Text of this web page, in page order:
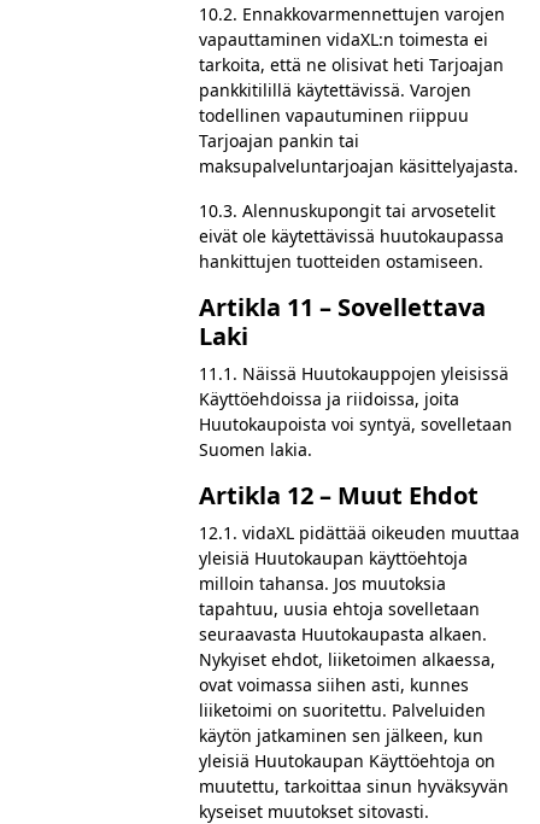
10.2. Ennakkovarmennettujen varojen
vapauttaminen vidaXL:n toimesta ei
tarkoita, että ne olisivat heti Tarjoajan
pankkitilillä käytettävissä. Varojen
todellinen vapautuminen riippuu
Tarjoajan pankin tai
maksupalveluntarjoajan käsittelyajasta.
10.3. Alennuskupongit tai arvosetelit
eivät ole käytettävissä huutokaupassa
hankittujen tuotteiden ostamiseen.
Artikla 11 – Sovellettava
Laki
11.1. Näissä Huutokauppojen yleisissä
Käyttöehdoissa ja riidoissa, joita
Huutokaupoista voi syntyä, sovelletaan
Suomen lakia.
Artikla 12 – Muut Ehdot
12.1. vidaXL pidättää oikeuden muuttaa
yleisiä Huutokaupan käyttöehtoja
milloin tahansa. Jos muutoksia
tapahtuu, uusia ehtoja sovelletaan
seuraavasta Huutokaupasta alkaen.
Nykyiset ehdot, liiketoimen alkaessa,
ovat voimassa siihen asti, kunnes
liiketoimi on suoritettu. Palveluiden
käytön jatkaminen sen jälkeen, kun
yleisiä Huutokaupan Käyttöehtoja on
muutettu, tarkoittaa sinun hyväksyvän
kyseiset muutokset sitovasti.